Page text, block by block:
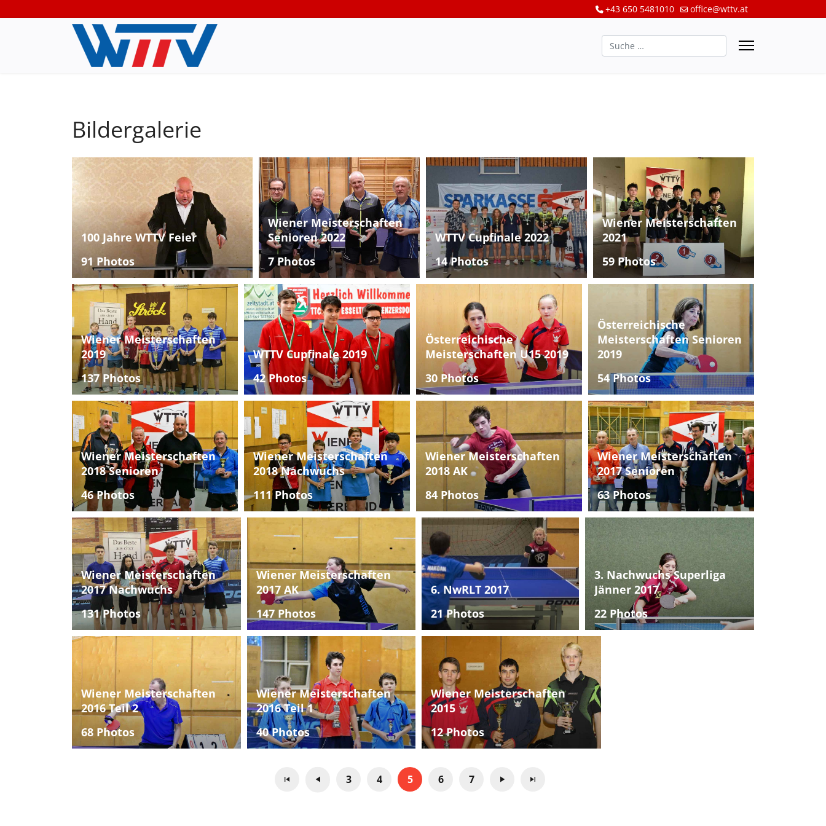
+43 650 5481010 office@wttv.at
Suchen
Bildergalerie
100 Jahre WTTV Feier
91 Photos
Wiener Meisterschaften
Senioren 2022
7 Photos
WTTV Cupfinale 2022
14 Photos
Wiener Meisterschaften
2021
59 Photos
Wiener Meisterschaften
2019
137 Photos
WTTV Cupfinale 2019
42 Photos
Österreichische
Meisterschaften U15 2019
30 Photos
Österreichische
Meisterschaften Senioren
2019
54 Photos
Wiener Meisterschaften
2018 Senioren
46 Photos
Wiener Meisterschaften
2018 Nachwuchs
111 Photos
Wiener Meisterschaften
2018 AK
84 Photos
Wiener Meisterschaften
2017 Senioren
63 Photos
Wiener Meisterschaften
2017 Nachwuchs
131 Photos
Wiener Meisterschaften
2017 AK
147 Photos
6. NwRLT 2017
21 Photos
3. Nachwuchs Superliga
Jänner 2017
22 Photos
Wiener Meisterschaften
2016 Teil 2
68 Photos
Wiener Meisterschaften
2016 Teil 1
40 Photos
Wiener Meisterschaften
2015
12 Photos
3 4 5 6 7